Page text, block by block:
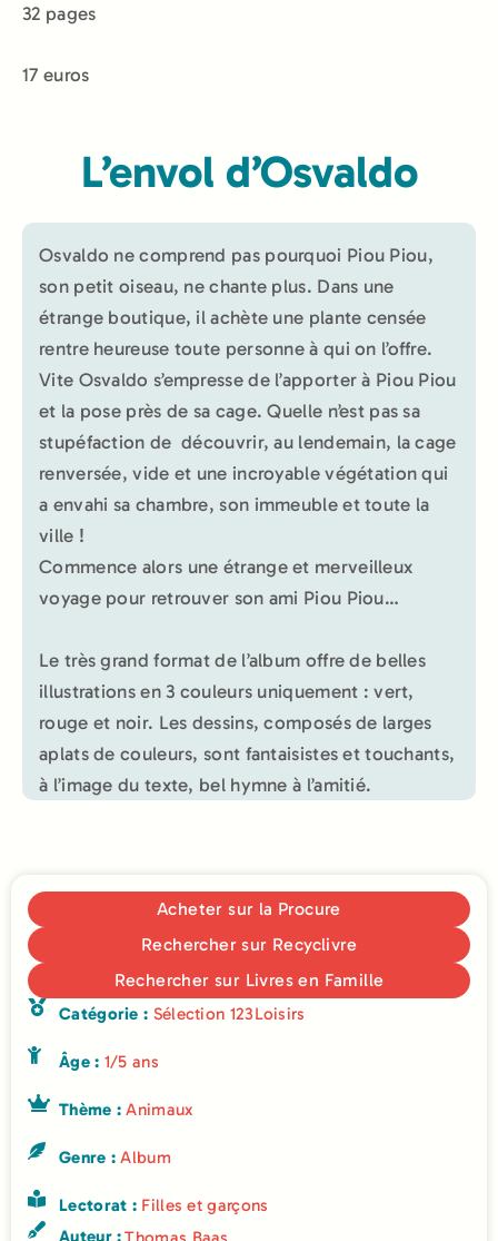
32 pages
17 euros
L’envol d’Osvaldo
Osvaldo ne comprend pas pourquoi Piou Piou,
son petit oiseau, ne chante plus. Dans une
étrange boutique, il achète une plante censée
rentre heureuse toute personne à qui on l’offre.
Vite Osvaldo s’empresse de l’apporter à Piou Piou
et la pose près de sa cage. Quelle n’est pas sa
stupéfaction de découvrir, au lendemain, la cage
renversée, vide et une incroyable végétation qui
a envahi sa chambre, son immeuble et toute la
ville !
Commence alors une étrange et merveilleux
voyage pour retrouver son ami Piou Piou…
Le très grand format de l’album offre de belles
illustrations en 3 couleurs uniquement : vert,
rouge et noir. Les dessins, composés de larges
aplats de couleurs, sont fantaisistes et touchants,
à l’image du texte, bel hymne à l’amitié.
Acheter sur la Procure
Rechercher sur Recyclivre
Rechercher sur Livres en Famille
Catégorie : Sélection 123Loisirs
Âge : 1/5 ans
Thème :Animaux
Genre :Album
Lectorat : Filles et garçons
Auteur :